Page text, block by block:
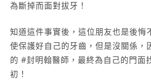
為斷掉而面對拔牙！
知道這件事實後，這位朋友也是後悔
使保護好自己的牙齒，但是沒關係，
的 #封明翰醫師，最終為自己的門面
初！